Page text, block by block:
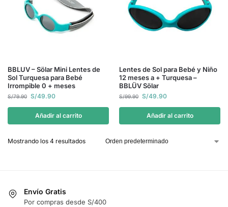
BBLUV – Sölar Mini Lentes de
Sol Turquesa para Bebé
Irrompible 0 + meses
S/79.90 S/49.90
Añadir al carrito
Lentes de Sol para Bebé y Niño
12 meses a + Turquesa –
BBLÜV Sölar
S/99.90 S/49.90
Añadir al carrito
Mostrando los 4 resultados
Envío Gratis
Por compras desde S/400